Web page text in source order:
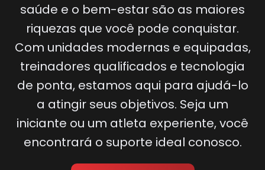
saúde e o bem-estar são as maiores
riquezas que você pode conquistar.
Com unidades modernas e equipadas,
treinadores qualificados e tecnologia
de ponta, estamos aqui para ajudá-lo
a atingir seus objetivos. Seja um
iniciante ou um atleta experiente, você
encontrará o suporte ideal conosco.